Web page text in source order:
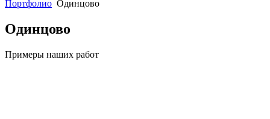
Портфолио Одинцово
Одинцово
Примеры наших работ